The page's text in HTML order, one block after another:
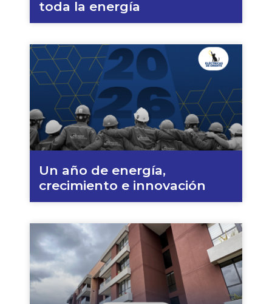
toda la energía
Un año de energía,
crecimiento e innovación